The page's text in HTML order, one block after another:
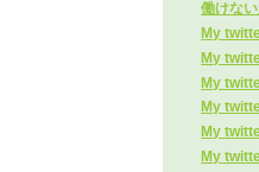
働けな
My
My
My
My
My
My